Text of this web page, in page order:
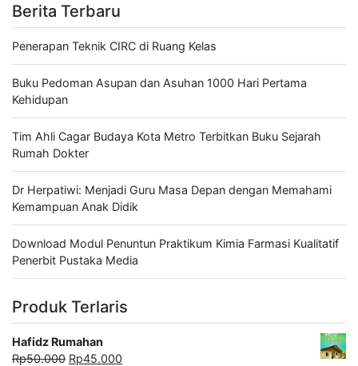
Berita Terbaru
Penerapan Teknik CIRC di Ruang Kelas
Buku Pedoman Asupan dan Asuhan 1000 Hari Pertama
Kehidupan
Tim Ahli Cagar Budaya Kota Metro Terbitkan Buku Sejarah
Rumah Dokter
Dr Herpatiwi: Menjadi Guru Masa Depan dengan Memahami
Kemampuan Anak Didik
Download Modul Penuntun Praktikum Kimia Farmasi Kualitatif
Penerbit Pustaka Media
Produk Terlaris
Hafidz Rumahan
Rp50.000 Harga
Rp45.000